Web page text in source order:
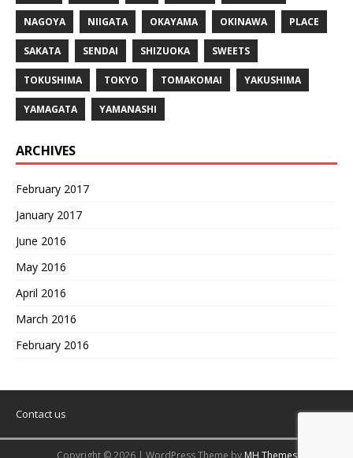
NAGOYA NIIGATA OKAYAMA OKINAWA PLACE
SAKATA SENDAI SHIZUOKA SWEETS
TOKUSHIMA TOKYO TOMAKOMAI YAKUSHIMA
YAMAGATA YAMANASHI
ARCHIVES
February 2017
January 2017
June 2016
May 2016
April 2016
March 2016
February 2016
Contact us
Copyright © 2026 | WordPress Theme by MH Themes